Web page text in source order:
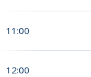
11:00
12:00